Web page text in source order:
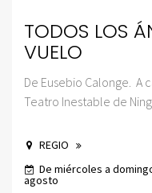
TODOS LOS
VUELO
De Eusebio Calonge. A
Teatro Inestable de
REGIO
De miércoles a
agosto